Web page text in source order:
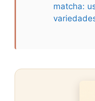
matcha: